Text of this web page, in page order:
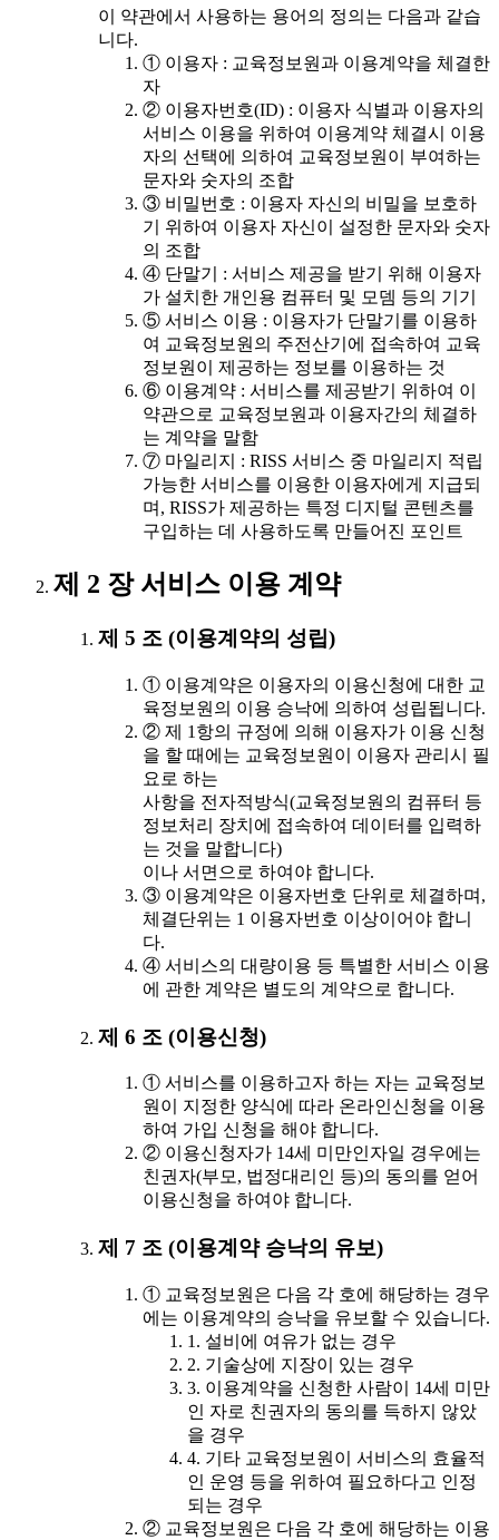
이 약관에서 사용하는 용어의 정의는 다음과 같습
니다.
① 이용자 : 교육정보원과 이용계약을 체결한
자
② 이용자번호(ID) : 이용자 식별과 이용자의
서비스 이용을 위하여 이용계약 체결시 이용
자의 선택에 의하여 교육정보원이 부여하는
문자와 숫자의 조합
③ 비밀번호 : 이용자 자신의 비밀을 보호하
기 위하여 이용자 자신이 설정한 문자와 숫자
의 조합
④ 단말기 : 서비스 제공을 받기 위해 이용자
가 설치한 개인용 컴퓨터 및 모뎀 등의 기기
⑤ 서비스 이용 : 이용자가 단말기를 이용하
여 교육정보원의 주전산기에 접속하여 교육
정보원이 제공하는 정보를 이용하는 것
⑥ 이용계약 : 서비스를 제공받기 위하여 이
약관으로 교육정보원과 이용자간의 체결하
는 계약을 말함
⑦ 마일리지 : RISS 서비스 중 마일리지 적립
가능한 서비스를 이용한 이용자에게 지급되
며, RISS가 제공하는 특정 디지털 콘텐츠를
구입하는 데 사용하도록 만들어진 포인트
제 2 장 서비스 이용 계약
제 5 조 (이용계약의 성립)
① 이용계약은 이용자의 이용신청에 대한 교
육정보원의 이용 승낙에 의하여 성립됩니다.
② 제 1항의 규정에 의해 이용자가 이용 신청
을 할 때에는 교육정보원이 이용자 관리시 필
요로 하는
사항을 전자적방식(교육정보원의 컴퓨터 등
정보처리 장치에 접속하여 데이터를 입력하
는 것을 말합니다)
이나 서면으로 하여야 합니다.
③ 이용계약은 이용자번호 단위로 체결하며,
체결단위는 1 이용자번호 이상이어야 합니
다.
④ 서비스의 대량이용 등 특별한 서비스 이용
에 관한 계약은 별도의 계약으로 합니다.
제 6 조 (이용신청)
① 서비스를 이용하고자 하는 자는 교육정보
원이 지정한 양식에 따라 온라인신청을 이용
하여 가입 신청을 해야 합니다.
② 이용신청자가 14세 미만인자일 경우에는
친권자(부모, 법정대리인 등)의 동의를 얻어
이용신청을 하여야 합니다.
제 7 조 (이용계약 승낙의 유보)
① 교육정보원은 다음 각 호에 해당하는 경우
에는 이용계약의 승낙을 유보할 수 있습니다.
1. 설비에 여유가 없는 경우
2. 기술상에 지장이 있는 경우
3. 이용계약을 신청한 사람이 14세 미만
인 자로 친권자의 동의를 득하지 않았
을 경우
4. 기타 교육정보원이 서비스의 효율적
인 운영 등을 위하여 필요하다고 인정
되는 경우
② 교육정보원은 다음 각 호에 해당하는 이용